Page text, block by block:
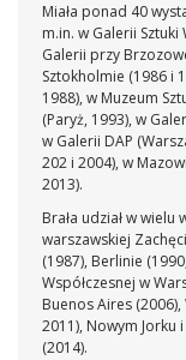
Miała ponad 40
m.in. w Galerii Sztuki
Galerii przy
Sztokholmie (1986 i
1988), w Muzeum
(Paryż, 1993), w
w Galerii DAP
202 i 2004), w
2013).
Brała udział w
warszawskiej
(1987), Berlinie
Współczesnej w
Buenos Aires
2011), Nowym Jorku
(2014).